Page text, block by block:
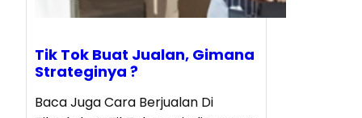
Tik Tok Buat Jualan, Gimana
Strateginya ?
Baca Juga Cara Berjualan Di